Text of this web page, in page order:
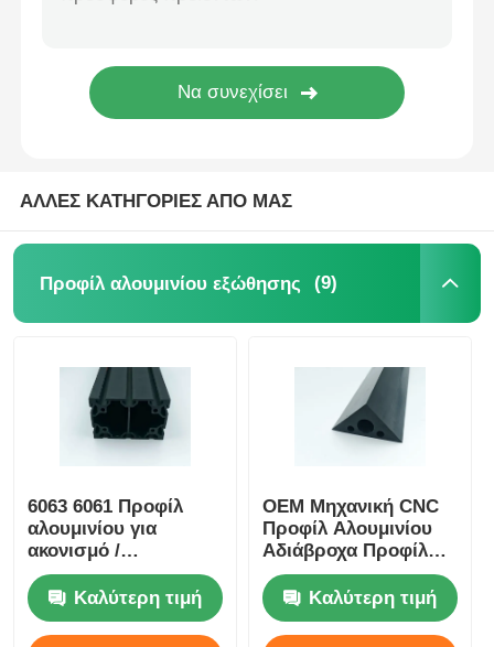
Προφίλ διακοσμημάτων από αλουμίνιο
ΑΛΛΕΣ ΚΑΤΗΓΟΡΙΕΣ ΑΠΟ ΜΑΣ
Προφίλ αλουμινίου εξώθησης (9)
6063 6061 Προφίλ
αλουμινίου για
ακονισμό /
Παρασκευαστές
προφίλ αλουμινίου
για ακονισμό
Καλύτερη τιμή
OEM Μηχανική CNC
Προφίλ Αλουμινίου
Αδιάβροχα Προφίλ
Κράματος Αλουμινίου
Καλύτερη τιμή